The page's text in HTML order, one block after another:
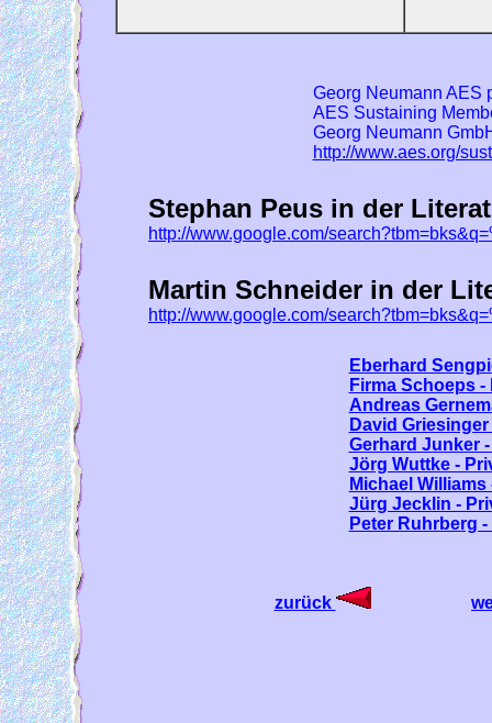
Georg Neumann AES
AES Sustaining
Georg Neumann
http://www.aes.org/
Stephan Peus in der
http://www.google.com/
Martin Schneider in der
http://www.google.com/
Eberhard
Firma Schoeps
Andreas
David
Gerhard Junker
Jörg Wuttke -
Michael
Jürg Jecklin -
Peter Ruhrberg
zurück